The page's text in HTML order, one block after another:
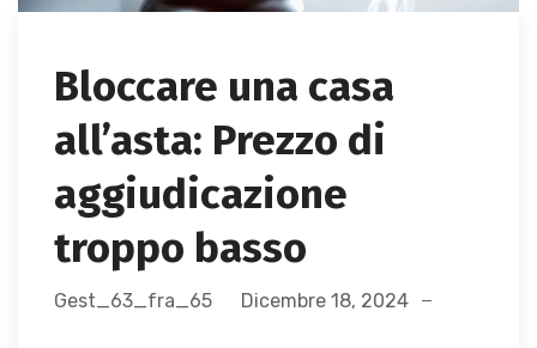
Bloccare una casa
all’asta: Prezzo di
aggiudicazione
troppo basso
Gest_63_fra_65 Dicembre 18, 2024